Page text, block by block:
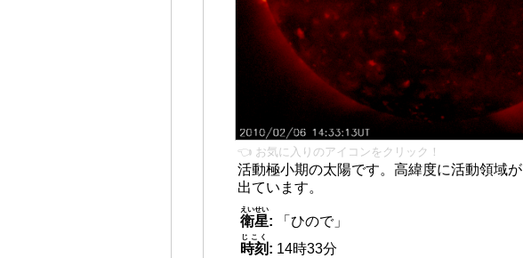
👈 お気に入りのアイコンをクリック！
活動極小期の太陽です。高緯度に活動領域が
出ています。
衛星
えいせい
:
「ひので」
時刻
じこく
: 14時33分